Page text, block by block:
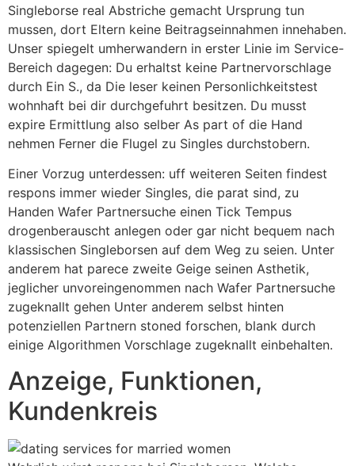
Singleborse real Abstriche gemacht Ursprung tun
mussen, dort Eltern keine Beitragseinnahmen innehaben.
Unser spiegelt umherwandern in erster Linie im Service-
Bereich dagegen: Du erhaltst keine Partnervorschlage
durch Ein S., da Die leser keinen Personlichkeitstest
wohnhaft bei dir durchgefuhrt besitzen. Du musst
expire Ermittlung also selber As part of die Hand
nehmen Ferner die Flugel zu Singles durchstobern.
Einer Vorzug unterdessen: uff weiteren Seiten findest
respons immer wieder Singles, die parat sind, zu
Handen Wafer Partnersuche einen Tick Tempus
drogenberauscht anlegen oder gar nicht bequem nach
klassischen Singleborsen auf dem Weg zu seien. Unter
anderem hat parece zweite Geige seinen Asthetik,
jeglicher unvoreingenommen nach Wafer Partnersuche
zugeknallt gehen Unter anderem selbst hinten
potenziellen Partnern stoned forschen, blank durch
einige Algorithmen Vorschlage zugeknallt einbehalten.
Anzeige, Funktionen,
Kundenkreis